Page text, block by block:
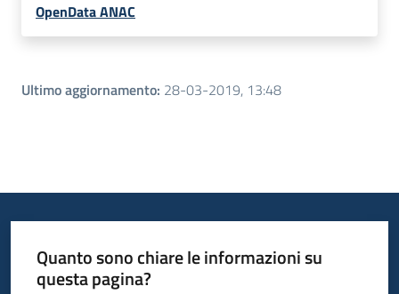
OpenData ANAC
Ultimo aggiornamento: 28-03-2019, 13:48
Quanto sono chiare le informazioni su
questa pagina?